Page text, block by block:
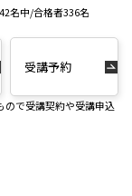
名中/合格者336名
受講予約
で受講契約や受講申込